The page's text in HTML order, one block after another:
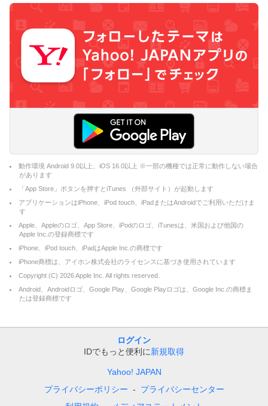
動作環境 Android 9.0以上、iOS 16.0以上 ※一部の機種では正常に動作しない場合
があります
「App Store」ボタンを押すとiTunes （外部サイト）が起動します
アプリケーションはiPhone、iPod touch、iPadまたはAndroidでご利用いただけま
す
Apple、Appleのロゴ、App Store、iPodのロゴ、iTunesは、米国および他国の
Apple Inc.の登録商標です
iPhone、iPod touch、iPadはApple Inc.の商標です
iPhone商標は、アイホン株式会社のライセンスに基づき使用されています
Copyright (C) 2026Apple Inc. All rights reserved.
Android、Androidロゴ、Google Play、Google Playロゴは、Google Inc.の商標ま
たは登録商標です
ログイン
IDでもっと便利に新規取得
Yahoo! JAPAN
プライバシーポリシー
プライバシーセンター